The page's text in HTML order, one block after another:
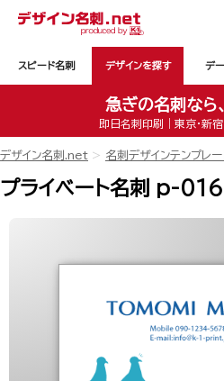
スピード名刺 デザインを探す デ
急ぎの名刺なら
即日名刺印刷｜東京・新
デザイン名刺.net 名刺デザインテンプレー
プライベート名刺 p-